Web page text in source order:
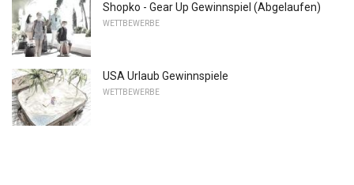
Shopko - Gear Up Gewinnspiel (Abgelaufen)
WETTBEWERBE
USA Urlaub Gewinnspiele
WETTBEWERBE